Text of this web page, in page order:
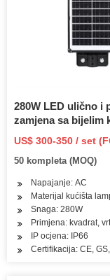
280W LED ulično i
zamjena sa bijelim
US$ 300-350 / set
50 kompleta (MOQ)
Napajanje: AC
Materijal kućišta
Snaga: 280W
Primjena: kvadrat, vrt
IP ocjena: IP66
Certifikacija: CE,